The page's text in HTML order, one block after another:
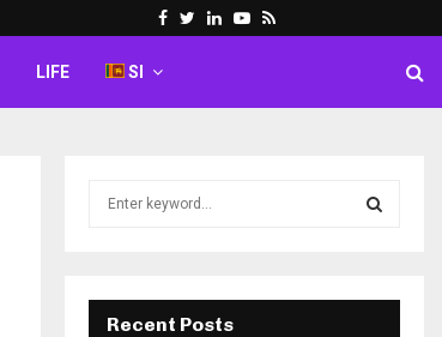
Facebook
Twitter
LinkedinYoutube
Rss
LIFE SI
E
Recent Posts